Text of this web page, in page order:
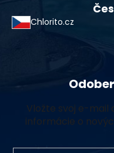
Chlorito.cz
Vložte svoj e-mail
informácie o